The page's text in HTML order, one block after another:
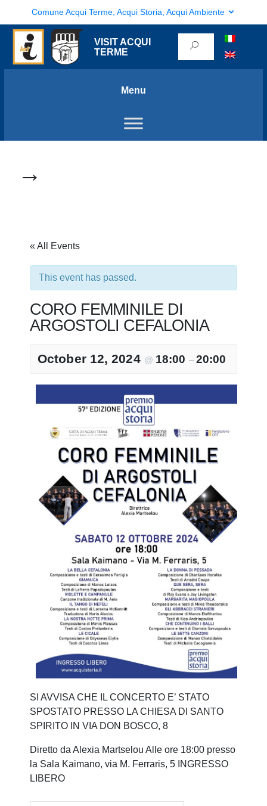
Comune Acqui Terme, Acqui Storia, Acqui Ambiente
VISIT ACQUI
TERME
Menu
→
« All Events
This event has passed.
CORO FEMMINILE DI
ARGOSTOLI CEFALONIA
October 12, 2024 @ 18:00 – 20:00
SI AVVISA CHE IL CONCERTO E’ STATO
SPOSTATO PRESSO LA CHIESA DI SANTO
SPIRITO IN VIA DON BOSCO, 8
Diretto da Alexia Martselou Alle ore 18:00 presso
la Sala Kaimano, via M. Ferraris, 5 INGRESSO
LIBERO